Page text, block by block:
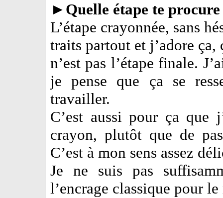
► Quelle étape te
L’étape crayonnée, sans
traits partout et j’adore
n’est pas l’étape finale.
je pense que ça se
travailler.
C’est aussi pour ça que
crayon, plutôt que de
C’est à mon sens assez
Je ne suis pas
l’encrage classique pour